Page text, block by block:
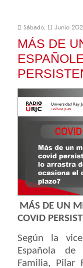
Sábado, 11 Junio
MÁS DE
MÁS DE UN
COVID
Según la
Española
Familia, Pilar